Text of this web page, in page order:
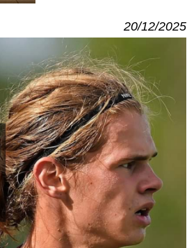
20/12/2025